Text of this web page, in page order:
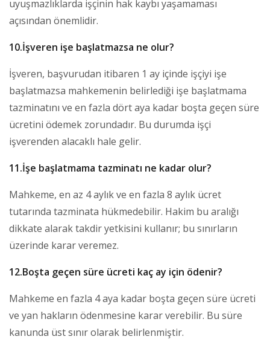
uyuşmazlıklarda işçinin hak kaybı yaşamaması
açısından önemlidir.
10.İşveren işe başlatmazsa ne olur?
İşveren, başvurudan itibaren 1 ay içinde işçiyi işe
başlatmazsa mahkemenin belirlediği işe başlatmama
tazminatını ve en fazla dört aya kadar boşta geçen süre
ücretini ödemek zorundadır. Bu durumda işçi
işverenden alacaklı hale gelir.
11.İşe başlatmama tazminatı ne kadar olur?
Mahkeme, en az 4 aylık ve en fazla 8 aylık ücret
tutarında tazminata hükmedebilir. Hakim bu aralığı
dikkate alarak takdir yetkisini kullanır; bu sınırların
üzerinde karar veremez.
12.Boşta geçen süre ücreti kaç ay için ödenir?
Mahkeme en fazla 4 aya kadar boşta geçen süre ücreti
ve yan hakların ödenmesine karar verebilir. Bu süre
kanunda üst sınır olarak belirlenmiştir.